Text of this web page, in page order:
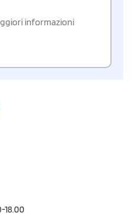
informazioni
18.00